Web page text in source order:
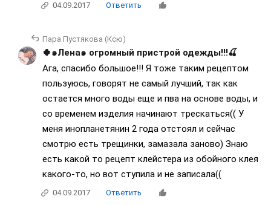
04.09.2017 Ответить
Пара Пустякова (Ксю)
🍀๑Лена๑ огромный пристрой одежды!!!🍒
Ага, спасибо большое!!! Я тоже таким рецептом
пользуюсь, говорят не самый лучший, так как
остается много воды еще и пва на основе воды, и
со временем изделия начинают трескаться(( У
меня инопланетянин 2 года отстоял и сейчас
смотрю есть трещинки, замазала заново) Знаю
есть какой то рецепт клейстера из обойного клея
какого-то, но вот ступила и не записала((
04.09.2017 Ответить